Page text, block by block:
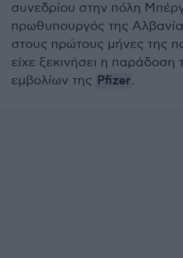
συνεδρίου στην πόλη
πρωθυπουργός της
στους πρώτους μήνες της
είχε ξεκινήσει η
εμβολίων της Pfizer.